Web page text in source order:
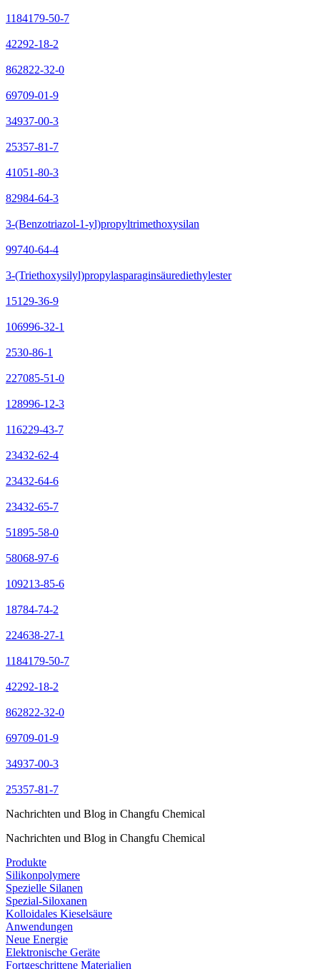
1184179-50-7
42292-18-2
862822-32-0
69709-01-9
34937-00-3
25357-81-7
41051-80-3
82984-64-3
3-(Benzotriazol-1-yl)propyltrimethoxysilan
99740-64-4
3-(Triethoxysilyl)propylasparaginsäurediethylester
15129-36-9
106996-32-1
2530-86-1
227085-51-0
128996-12-3
116229-43-7
23432-62-4
23432-64-6
23432-65-7
51895-58-0
58068-97-6
109213-85-6
18784-74-2
224638-27-1
1184179-50-7
42292-18-2
862822-32-0
69709-01-9
34937-00-3
25357-81-7
Nachrichten und Blog in Changfu Chemical
Nachrichten und Blog in Changfu Chemical
Produkte
Silikonpolymere
Spezielle Silanen
Spezial-Siloxanen
Kolloidales Kieselsäure
Anwendungen
Neue Energie
Elektronische Geräte
Fortgeschrittene Materialien